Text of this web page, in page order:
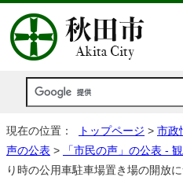
現在の位置： トップページ > 市政
声の公表 > 「市民の声」の公表 -
り時の公用車駐車場置き場の開放